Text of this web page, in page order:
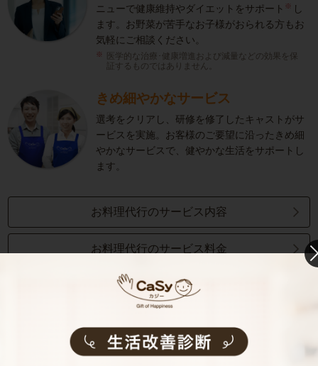
ニューで健康維持やダイエットをサポート ※ し
ます。お野菜が苦手なお子様がおられる方もお
気軽にご相談ください。
医学的な治療･健康増進および減量などの効果を保
証するものではありません。
きめ細やかなサービス
選考をクリアし、研修を修了したキャストがサ
ービスを実施。お客様のご要望に沿ったきめ細
やかなサービスで、健やかな生活をサポートし
ます。
お料理代行のサービス内容
お料理代行のサービス料金
Customer Interview